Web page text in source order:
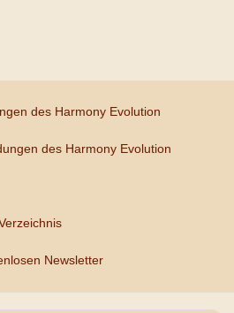
des Harmony Evolution
des Harmony Evolution
Newsletter